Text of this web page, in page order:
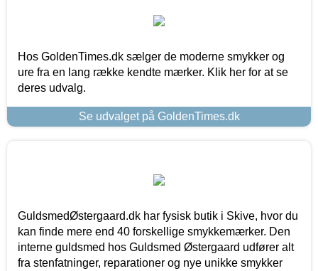
Hos GoldenTimes.dk sælger de moderne smykker og
ure fra en lang række kendte mærker. Klik her for at se
deres udvalg.
Se udvalget på GoldenTimes.dk
GuldsmedØstergaard.dk har fysisk butik i Skive, hvor du
kan finde mere end 40 forskellige smykkemærker. Den
interne guldsmed hos Guldsmed Østergaard udfører alt
fra stenfatninger, reparationer og nye unikke smykker